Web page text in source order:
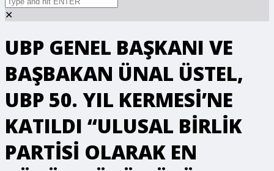
✕
UBP GENEL BAŞKANI VE
BAŞBAKAN ÜNAL ÜSTEL,
UBP 50. YIL KERMESİ’NE
KATILDI “ULUSAL BİRLİK
PARTİSİ OLARAK EN